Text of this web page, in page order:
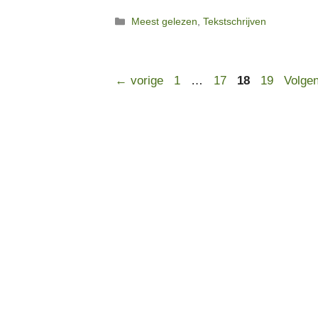
Categorieën
Meest gelezen,Tekstschrijven
← vorige Pagina
1 … Pagina
17 Pagina
18 Pagina
19